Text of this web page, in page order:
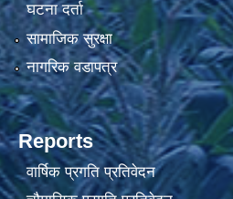
घटना दर्ता
सामाजिक सुरक्षा
नागरिक वडापत्र
Reports
वार्षिक प्रगति प्रतिवेदन